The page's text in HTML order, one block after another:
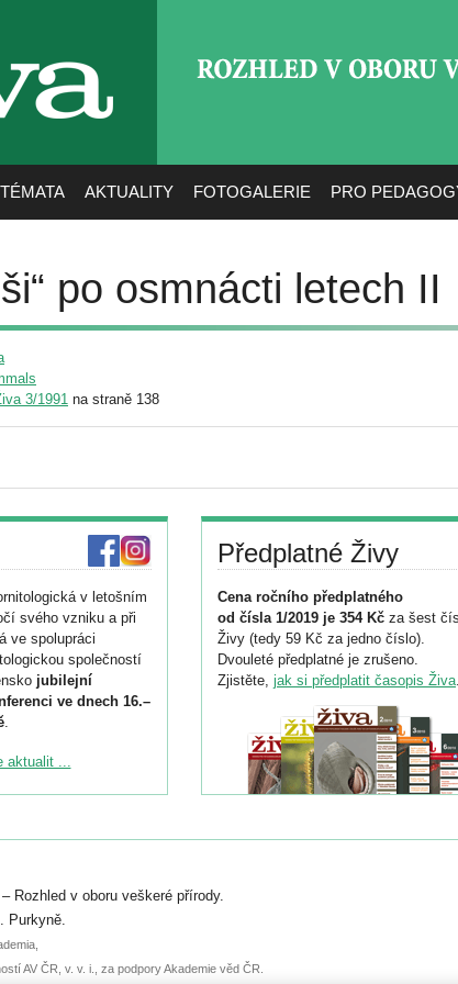
TÉMATA AKTUALITY FOTOGALERIE PRO
po osmnácti letech II
3/1991 na straně 138
v letošním
svého vzniku a při
ve spolupráci
společností
jubilejní
ve dnech 16.–
.
ke konferenci
do 6. září.
přednášky nebo
aktualit ...
Předplatné Živy
Cena ročního předplatného
od čísla 1/2019 je 354 Kč za šest
Živy (tedy 59 Kč za jedno číslo).
Dvouleté předplatné je zrušeno.
Zjistěte, jak si předplatit časopis Živa.
Rozhled v oboru veškeré přírody.
Purkyně.
AV ČR, v. v. i., za podpory Akademie věd ČR.